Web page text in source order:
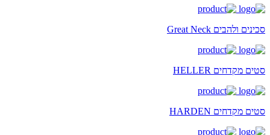
סכינים ולהבים Great Neck
סטים מקדחים HELLER
סטים מקדחים HARDEN